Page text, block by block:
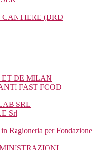
CANTIERE (DRD
DE MILAN
FAST FOOD
SRL
Srl
Ragioneria per Fondazione